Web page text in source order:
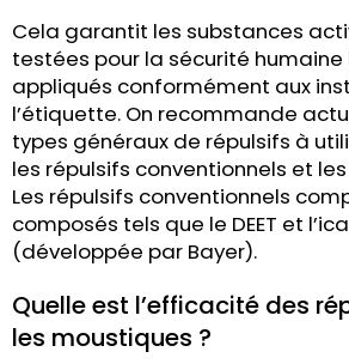
Cela garantit les substances
testées pour la sécurité humaine
appliqués conformément aux
l’étiquette. On recommande
types généraux de répulsifs à
les répulsifs conventionnels et
Les répulsifs conventionnels
composés tels que le DEET et
(développée par Bayer).
Quelle est l’efficacité des
les moustiques ?